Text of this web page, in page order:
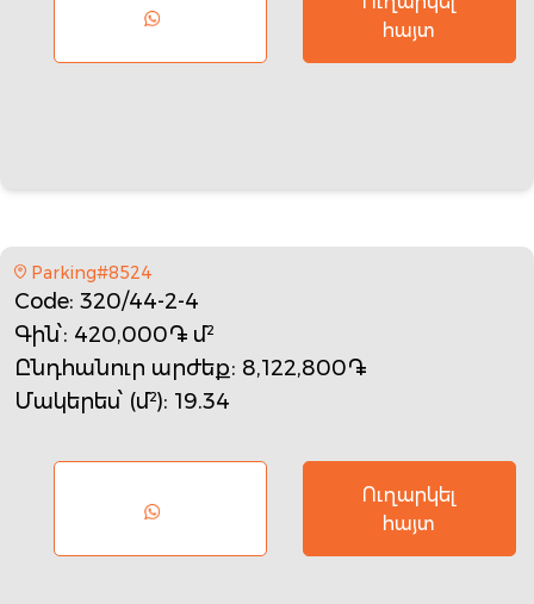
հայտ
Parking#8524
Code: 320/44-2-4
Գին՝: 420,000֏ մ²
Ընդհանուր արժեք: 8,122,800֏
Մակերես՝ (մ²): 19.34
Ուղարկել
հայտ